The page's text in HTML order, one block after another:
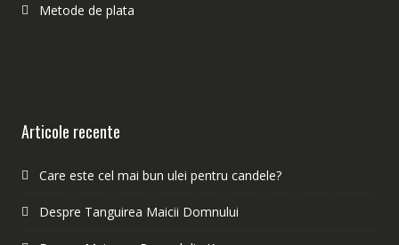
Metode de plata
Articole recente
Care este cel mai bun ulei pentru candele?
Despre Tanguirea Maicii Domnului